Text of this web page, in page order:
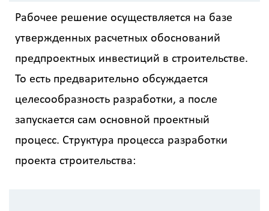
Рабочее решение осуществляется на базе
утвержденных расчетных обоснований
предпроектных инвестиций в строительстве.
То есть предварительно обсуждается
целесообразность разработки, а после
запускается сам основной проектный
процесс. Структура процесса разработки
проекта строительства: